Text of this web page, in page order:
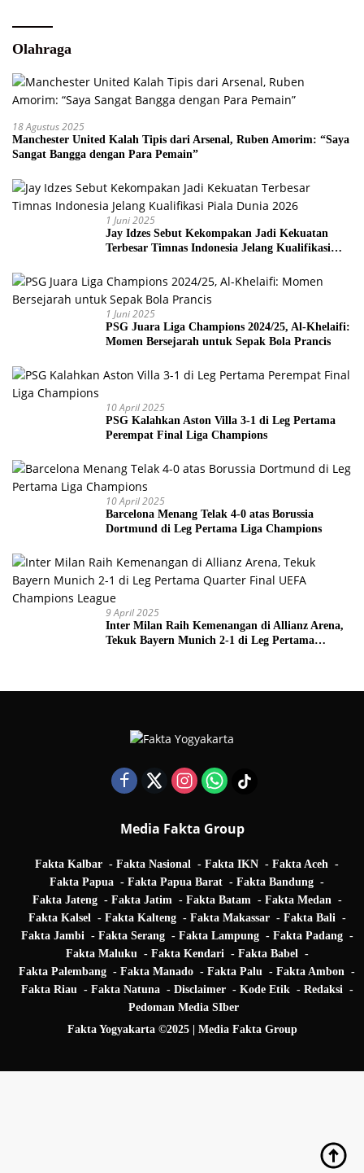
Olahraga
18 Agustus 2025
Manchester United Kalah Tipis dari Arsenal, Ruben Amorim: “Saya
Sangat Bangga dengan Para Pemain”
1 Juni 2025
Jay Idzes Sebut Kekompakan Jadi Kekuatan
Terbesar Timnas Indonesia Jelang Kualifikasi
1 Juni 2025
PSG Juara Liga Champions 2024/25, Al-Khelaifi:
Momen Bersejarah untuk Sepak Bola Prancis
10 April 2025
PSG Kalahkan Aston Villa 3-1 di Leg Pertama
Perempat Final Liga Champions
10 April 2025
Barcelona Menang Telak 4-0 atas Borussia
Dortmund di Leg Pertama Liga Champions
9 April 2025
Inter Milan Raih Kemenangan di Allianz Arena,
Tekuk Bayern Munich 2-1 di Leg Pertama
Media Fakta Group
Fakta Kalbar Fakta Nasional Fakta IKN
Fakta Aceh
Fakta Papua
Fakta Papua Barat
Fakta Bandung
Fakta Jateng
Fakta Jatim Fakta Batam
Fakta Medan
Fakta Kalsel
Fakta Kalteng Fakta Makassar
Fakta Bali
Fakta Jambi
Fakta Serang Fakta Lampung
Fakta Padang
Fakta Maluku
Fakta Kendari
Fakta Babel
Fakta Palembang
Fakta Manado Fakta Palu
Fakta Ambon
Fakta Riau
Fakta Natuna Disclaimer Kode Etik
Redaksi
Pedoman Media SIber
Fakta Yogyakarta ©2025 | Media Fakta Group